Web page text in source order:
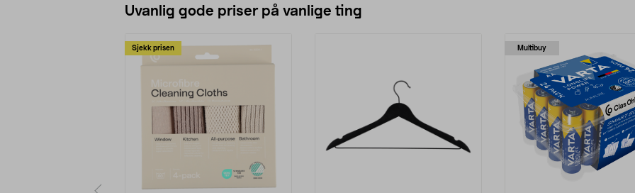
Uvanlig gode priser på vanlige ting
Sjekk prisen Multibuy